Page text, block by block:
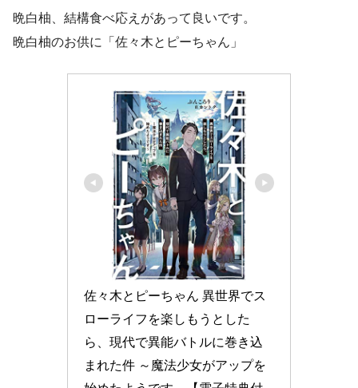
晩白柚、結構食べ応えがあって良いです。
晩白柚のお供に「佐々木とピーちゃん」
佐々木とピーちゃん 異世界でス
ローライフを楽しもうとした
ら、現代で異能バトルに巻き込
まれた件 ～魔法少女がアップを